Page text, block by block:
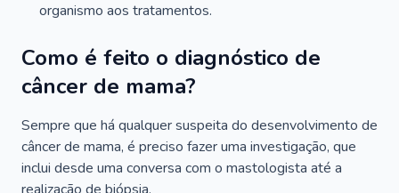
organismo aos tratamentos.
Como é feito o diagnóstico de
câncer de mama?
Sempre que há qualquer suspeita do desenvolvimento de
câncer de mama, é preciso fazer uma investigação, que
inclui desde uma conversa com o mastologista até a